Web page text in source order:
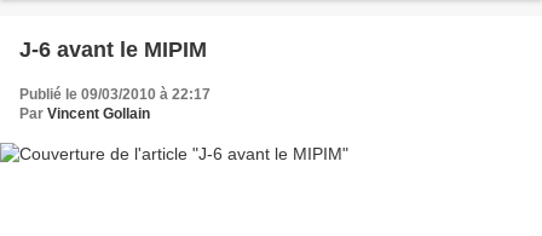
J-6 avant le MIPIM
Publié le 09/03/2010 à 22:17
Par Vincent Gollain